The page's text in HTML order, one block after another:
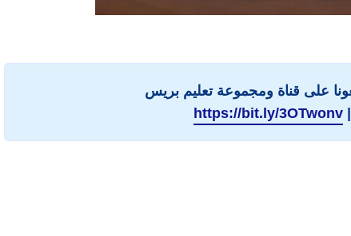
على قناة ومجموعة تعليم بريس
https://bit.ly/3OTwonv